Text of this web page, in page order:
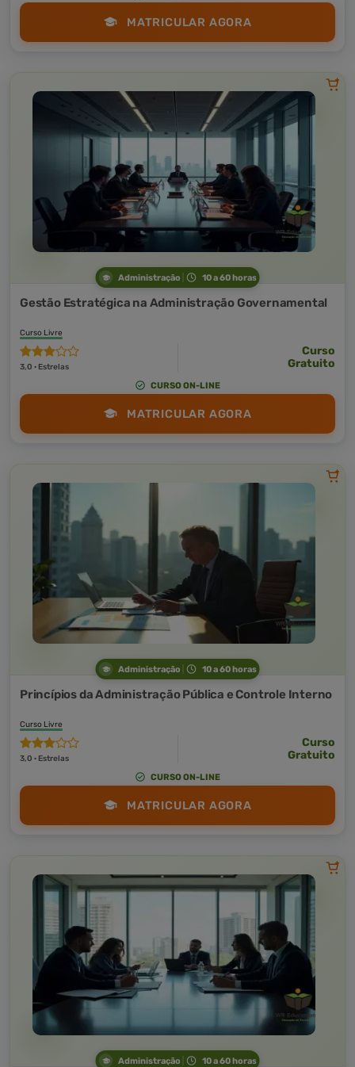
MATRICULAR AGORA
Administração 10 a 60 horas
Gestão Estratégica na Administração Governamental
Curso Livre
3,0 · Estrelas
Curso
Gratuito
CURSO ON-LINE
MATRICULAR AGORA
Administração 10 a 60 horas
Princípios da Administração Pública e Controle Interno
Curso Livre
3,0 · Estrelas
Curso
Gratuito
CURSO ON-LINE
MATRICULAR AGORA
Administração 10 a 60 horas